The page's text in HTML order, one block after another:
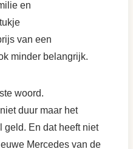
en
van een
minder belangrijk.
woord.
duur maar het
geld. En dat heeft niet
Mercedes van de